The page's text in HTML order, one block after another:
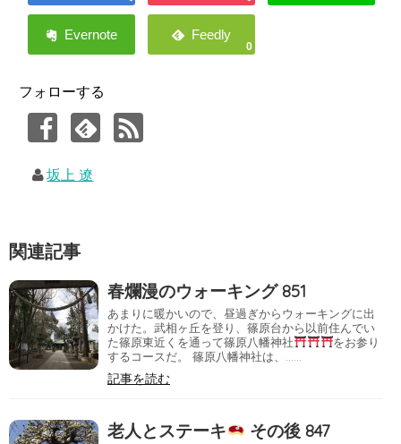
0
フォローする
坂上 遼
関連記事
春爛漫のウォーキング 851
あまりに暖かいので、昼過ぎからウォーキングに出
かけた。武相ヶ丘を登り、篠原台から以前住んでい
た篠原東近くを通って篠原八幡神社
をお参り
するコースだ。 篠原八幡神社は、……
記事を読む
老人とステーキ その後 847